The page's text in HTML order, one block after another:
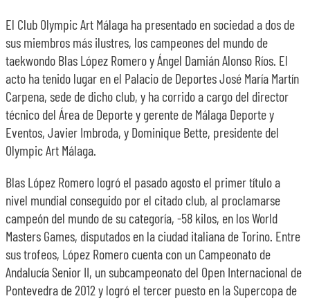
El Club Olympic Art Málaga ha presentado en sociedad a dos de
sus miembros más ilustres, los campeones del mundo de
taekwondo Blas López Romero y Ángel Damián Alonso Ríos. El
acto ha tenido lugar en el Palacio de Deportes José María Martín
Carpena, sede de dicho club, y ha corrido a cargo del director
técnico del Área de Deporte y gerente de Málaga Deporte y
Eventos, Javier Imbroda, y Dominique Bette, presidente del
Olympic Art Málaga.
Blas López Romero logró el pasado agosto el primer título a
nivel mundial conseguido por el citado club, al proclamarse
campeón del mundo de su categoría, -58 kilos, en los World
Masters Games, disputados en la ciudad italiana de Torino. Entre
sus trofeos, López Romero cuenta con un Campeonato de
Andalucía Senior II, un subcampeonato del Open Internacional de
Pontevedra de 2012 y logró el tercer puesto en la Supercopa de